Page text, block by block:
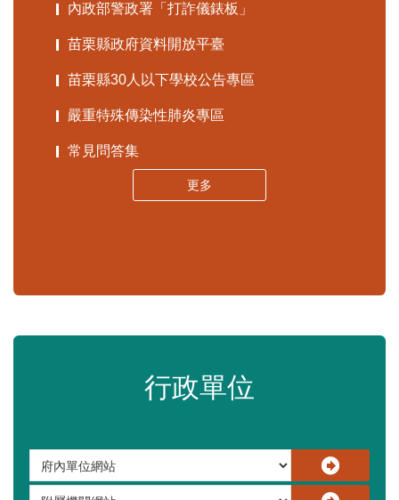
內政部警政署「打詐儀錶板」
苗栗縣政府資料開放平臺
苗栗縣30人以下學校公告專區
嚴重特殊傳染性肺炎專區
常見問答集
更多
行政單位